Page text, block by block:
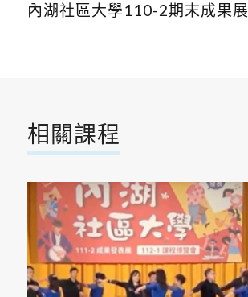
內湖社區大學110-2期末成果展
相關課程